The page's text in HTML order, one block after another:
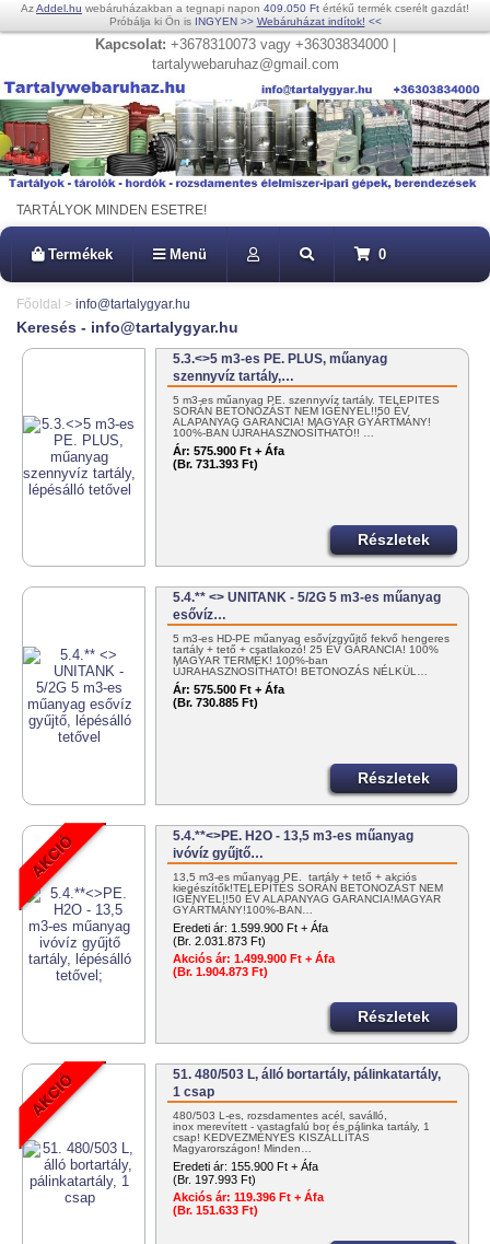
AzAddel.hu webáruházakban a tegnapi napon 409.050 Ft értékű termék cserélt gazdát!
Próbálja ki Ön is INGYEN >> Webáruházat indítok! <<
Kapcsolat: +3678310073 vagy +36303834000 |
tartalywebaruhaz@gmail.com
TARTÁLYOK MINDEN ESETRE!
Termékek Menü 0
Főoldal > info@tartalygyar.hu
Keresés - info@tartalygyar.hu
5.3.<>5 m3-es PE. PLUS, műanyag
szennyvíz tartály,…
5 m3-es műanyag PE. szennyvíz tartály. TELEPÍTÉS
SORÁN BETONOZÁST NEM IGÉNYEL!!50 ÉV
ALAPANYAG GARANCIA! MAGYAR GYÁRTMÁNY!
100%-BAN ÚJRAHASZNOSÍTHATÓ!! …
Ár: 575.900 Ft + Áfa
(Br. 731.393 Ft)
Részletek
5.4.** <> UNITANK - 5/2G 5 m3-es műanyag
esővíz…
5 m3-es HD-PE műanyag esővízgyűjtő fekvő hengeres
tartály + tető + csatlakozó! 25 ÉV GARANCIA! 100%
MAGYAR TERMÉK! 100%-ban
ÚJRAHASZNOSÍTHATÓ! BETONOZÁS NÉLKÜL…
Ár: 575.500 Ft + Áfa
(Br. 730.885 Ft)
Részletek
5.4.**<>PE. H2O - 13,5 m3-es műanyag
ivóvíz gyűjtő…
13,5 m3-es műanyag PE. tartály + tető + akciós
kiegészítők!TELEPÍTÉS SORÁN BETONOZÁST NEM
IGÉNYEL!!50 ÉV ALAPANYAG GARANCIA!MAGYAR
GYÁRTMÁNY!100%-BAN…
Eredeti ár: 1.599.900 Ft + Áfa
(Br. 2.031.873 Ft)
Akciós ár: 1.499.900 Ft + Áfa
(Br. 1.904.873 Ft)
Részletek
51. 480/503 L, álló bortartály, pálinkatartály,
1 csap
480/503 L-es, rozsdamentes acél, saválló,
inox merevített - vastagfalú bor és pálinka tartály, 1
csap! KEDVEZMÉNYES KISZÁLLÍTÁS
Magyarországon! Minden…
Eredeti ár: 155.900 Ft + Áfa
(Br. 197.993 Ft)
Akciós ár: 119.396 Ft + Áfa
(Br. 151.633 Ft)